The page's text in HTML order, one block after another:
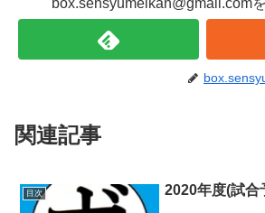
box.sensyumeikan@gmail.com
関連記事
目次 2020年度(試合